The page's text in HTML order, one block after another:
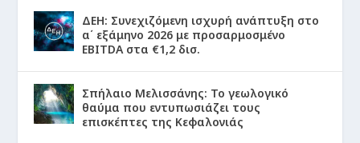
ΔΕΗ: Συνεχιζόμενη ισχυρή ανάπτυξη στο
α΄ εξάμηνο 2026 με προσαρμοσμένο
EBITDA στα €1,2 δισ.
Σπήλαιο Μελισσάνης: Το γεωλογικό
θαύμα που εντυπωσιάζει τους
επισκέπτες της Κεφαλονιάς